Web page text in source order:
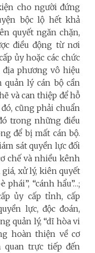
cho người đứng
bộc lộ hết khả
quyết ngăn chặn,
điều động từ nơi
ủy hoặc các chức
phương vô hiệu
quản lý cán bộ cần
và can thiệp để hỗ
cũng phải chuẩn
trong những điều
để bị mất cán bộ.
sát quyền lực đối
chế và nhiều kênh
xử lý, kiên quyết
“cánh hẩu”…;
ủy cấp tỉnh, cấp
lực, độc đoán,
quản lý, “dĩ hòa vi
hoàn thiện về cơ
quan trực tiếp đến